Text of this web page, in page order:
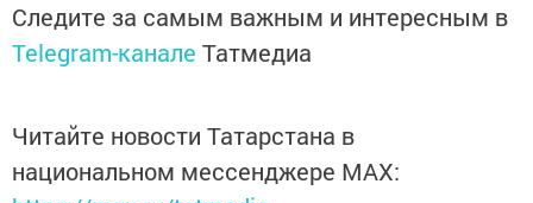
Следите за самым важным и интересным в
Telegram-канале Татмедиа
Читайте новости Татарстана в
национальном мессенджере MАХ: